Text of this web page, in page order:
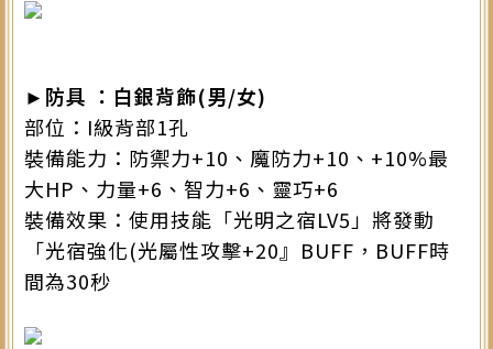
► 防具 ：白銀背飾(男/女)
部位：I級背部1孔
裝備能力：防禦力+10、魔防力+10、+10%最
大HP、力量+6、智力+6、靈巧+6
裝備效果：使用技能「光明之宿LV5」將發動
「光宿強化(光屬性攻擊+20』BUFF，BUFF時
間為30秒